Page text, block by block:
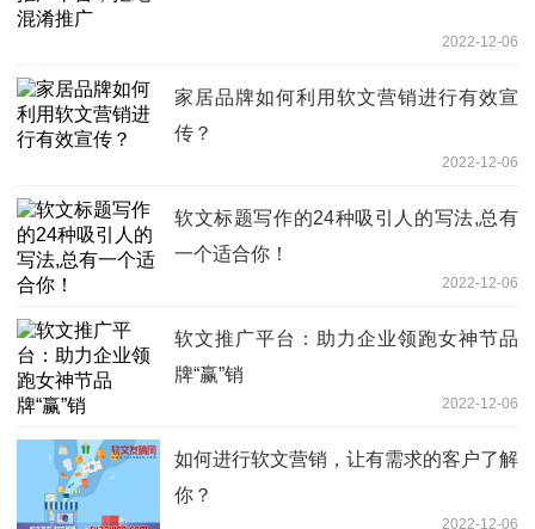
2022-12-06
家居品牌如何利用软文营销进行有效宣
传？
2022-12-06
软文标题写作的24种吸引人的写法,总有
一个适合你！
2022-12-06
软文推广平台：助力企业领跑女神节品
牌“赢”销
2022-12-06
如何进行软文营销，让有需求的客户了解
你？
2022-12-06